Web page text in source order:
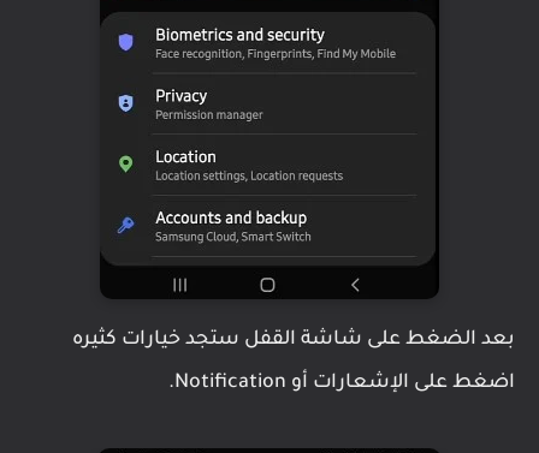
بعد الضغط على شاشة القفل ستجد خيارات كثيره
اضغط على الإشعارات أو Notification.